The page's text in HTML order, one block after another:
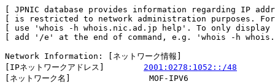
[ JPNIC database provides information regarding IP
[ is restricted to network administration purposes.
[ use 'whois -h whois.nic.ad.jp help'. To only
[ add '/e' at the end of command, e.g. 'whois -h
Network Information: [ネットワーク情報]
[IPネットワークアドレス] 2001:0278:1052::/48
[ネットワーク名]                MOF-IPV6